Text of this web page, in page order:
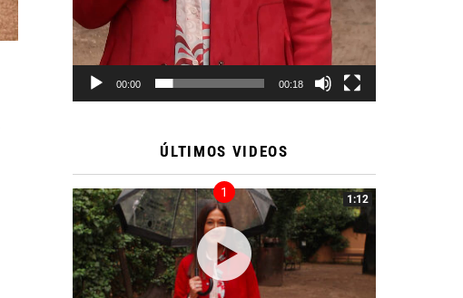
00:00 00:18
ÚLTIMOS VIDEOS
1:12